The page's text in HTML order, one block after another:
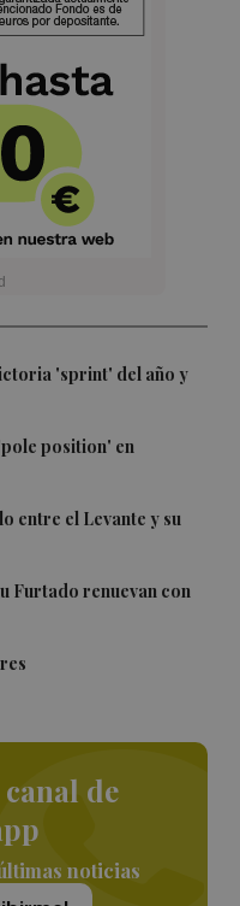
'sprint' del año y
position' en
entre el Levante y su
Furtado renuevan con
de
noticias